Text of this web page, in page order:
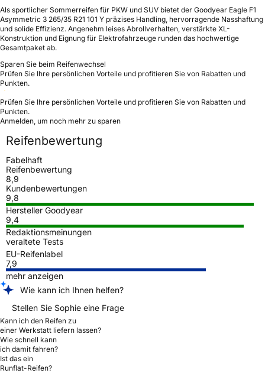
Als sportlicher Sommerreifen für PKW und SUV bietet der Goodyear Eagle F1
Asymmetric 3 265/35 R21 101 Y präzises Handling, hervorragende Nasshaftung
und solide Effizienz. Angenehm leises Abrollverhalten, verstärkte XL-
Konstruktion und Eignung für Elektrofahrzeuge runden das hochwertige
Gesamtpaket ab.
Sparen Sie beim Reifenwechsel
Prüfen Sie Ihre persönlichen Vorteile und profitieren Sie von Rabatten und
Punkten.
Prüfen Sie Ihre persönlichen Vorteile und profitieren Sie von Rabatten und
Punkten.
Anmelden, um noch mehr zu sparen
Reifenbewertung
Fabelhaft
Reifenbewertung
8,9
Kundenbewertungen
9,8
Hersteller Goodyear
9,4
Redaktionsmeinungen
veraltete Tests
EU-Reifenlabel
7,9
mehr anzeigen
Wie kann ich Ihnen helfen?
Stellen Sie Sophie eine Frage
Kann ich den Reifen zu
einer Werkstatt liefern lassen?
Wie schnell kann
ich damit fahren?
Ist das ein
Runflat-Reifen?